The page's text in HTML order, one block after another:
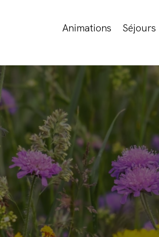
Animations Séjours